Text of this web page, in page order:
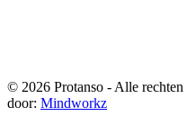
© 2026 Protanso - Alle
door: Mindworkz